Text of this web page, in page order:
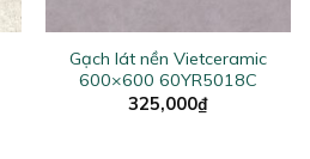
Gạch lát nền Vietceramic
600×600 60YR5018C
325,000₫